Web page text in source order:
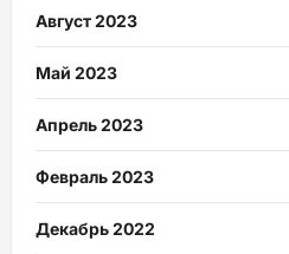
Август 2023
Май 2023
Апрель 2023
Февраль 2023
Декабрь 2022